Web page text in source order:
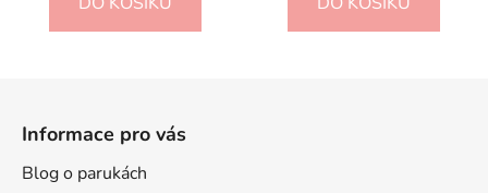
Informace pro vás
Blog o parukách